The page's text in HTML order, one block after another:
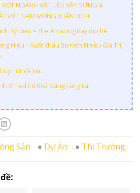
NGÀNH VẬT LIỆU XÂY DỰNG &
VIỆT NAM MỪNG XUÂN 2024
Kỳ Diệu – The Amazing Bay dịp hè
Hiệu – Xuất Khẩu Sự Kiện Nhiều Gía Trị
Tốt Và Xấu
Vì Fed Có Khả Năng Tăng Lãi
Sản Dự Án Thị Trường